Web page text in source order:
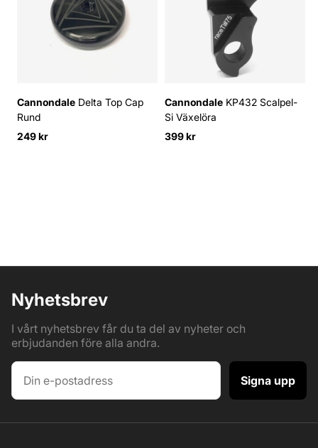
Cannondale Delta Top Cap
Rund
249 kr
Cannondale KP432 Scalpel-
Si Växelöra
399 kr
Nyhetsbrev
I vårt nyhetsbrev får du ta del av nyheter och
erbjudanden före alla andra.
Signa upp